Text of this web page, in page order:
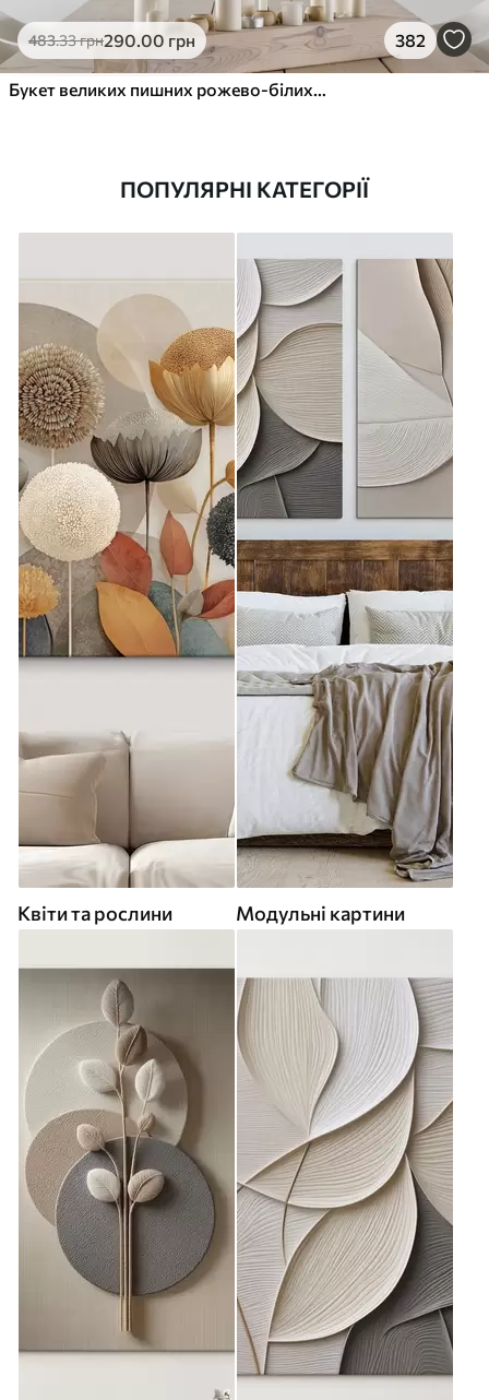
483.33грн290.00 грн 382
Букет великих пишних рожево-білих квітів півонії із зеленим листям на м’якому розмитому фоні
ПОПУЛЯРНІ КАТЕГОРІЇ
Квіти та рослини Модульні картини